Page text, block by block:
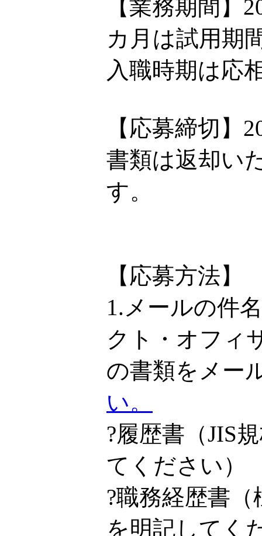
【業務期間】
カ月は試用期
入職時期は応
【応募締切】
書類は返却い
す。
【応募方法】
1.メールの件
クト・オフィ
の書類をメー
い。
?履歴書（JIS
てください）
?職務経歴書
を明記してく